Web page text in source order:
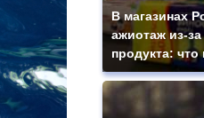
В магазинах
ажиотаж из-за
продукта: что